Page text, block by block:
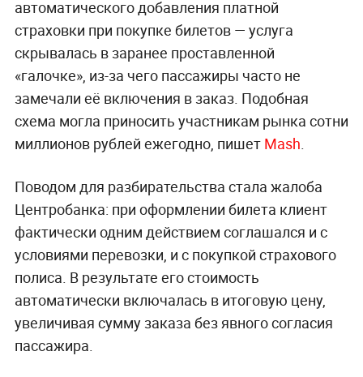
автоматического добавления платной
страховки при покупке билетов — услуга
скрывалась в заранее проставленной
«галочке», из-за чего пассажиры часто не
замечали её включения в заказ. Подобная
схема могла приносить участникам рынка сотни
миллионов рублей ежегодно, пишет Mash
Поводом для разбирательства стала жалоба
Центробанка: при оформлении билета клиент
фактически одним действием соглашался и с
условиями перевозки, и с покупкой страхового
полиса. В результате его стоимость
автоматически включалась в итоговую цену,
увеличивая сумму заказа без явного согласия
пассажира.